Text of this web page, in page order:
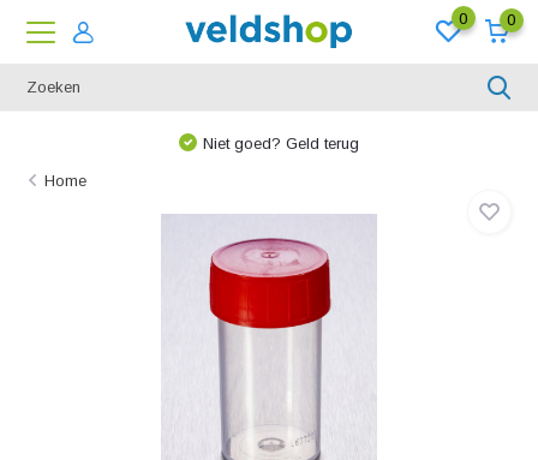
0 0
Niet goed? Geld terug
Home